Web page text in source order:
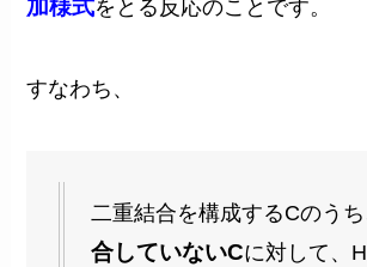
加様式をとる反応のことです。
すなわち、
二重結合を構成するCのうち
合していないCに対して、